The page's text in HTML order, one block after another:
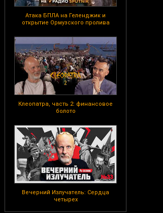
Атака БПЛА на Геленджик и
открытие Ормузского пролива
Клеопатра, часть 2: финансовое
болото
Вечерний Излучатель: Сердца
четырех